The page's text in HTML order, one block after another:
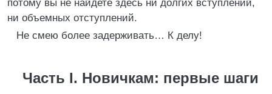
потому вы не найдете здесь ни долгих вступлений,
ни объемных отступлений.
Не смею более задерживать… К делу!
Часть I. Новичкам: первые шаги